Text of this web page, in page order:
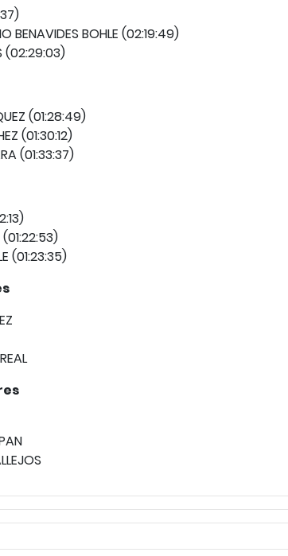
BENAVIDES BOHLE (02:19:49)
(02:29:03)
(01:28:49)
(01:30:12)
(01:33:37)
(01:22:53)
(01:23:35)